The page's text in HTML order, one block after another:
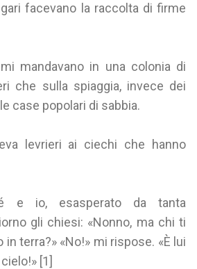
facevano la raccolta di firme
mandavano in una colonia di
che sulla spiaggia, invece dei
case popolari di sabbia.
levrieri ai ciechi che hanno
e io, esasperato da tanta
gli chiesi: «Nonno, ma chi ti
terra?» «No!» mi rispose. «È lui
[1]